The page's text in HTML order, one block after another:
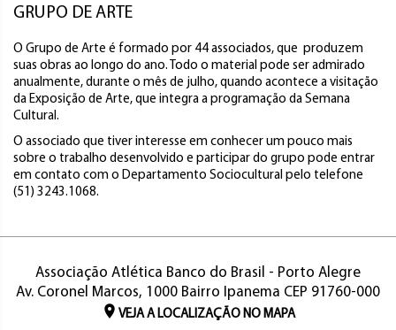
GRUPO DE ARTE
O Grupo de Arte é formado por 44 associados, que produzem
suas obras ao longo do ano. Todo o material pode ser admirado
anualmente, durante o mês de julho, quando acontece a visitação
da Exposição de Arte, que integra a programação da Semana
Cultural.
O associado que tiver interesse em conhecer um pouco mais
sobre o trabalho desenvolvido e participar do grupo pode entrar
em contato com o Departamento Sociocultural pelo telefone
(51) 3243.1068.
Associação Atlética Banco do Brasil - Porto Alegre
Av. Coronel Marcos, 1000 Bairro Ipanema CEP 91760-000
VEJA A LOCALIZAÇÃO NO MAPA